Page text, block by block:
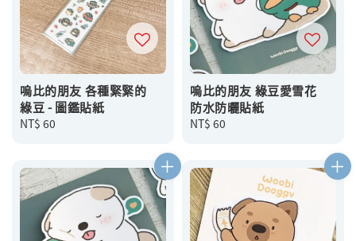
嗚比的朋友 各種緊緊的
綠豆 - 圖鑑貼紙
Regular
NT$ 60
嗚比的朋友 綠豆愛雪花
防水防曬貼紙
Regular
NT$ 60